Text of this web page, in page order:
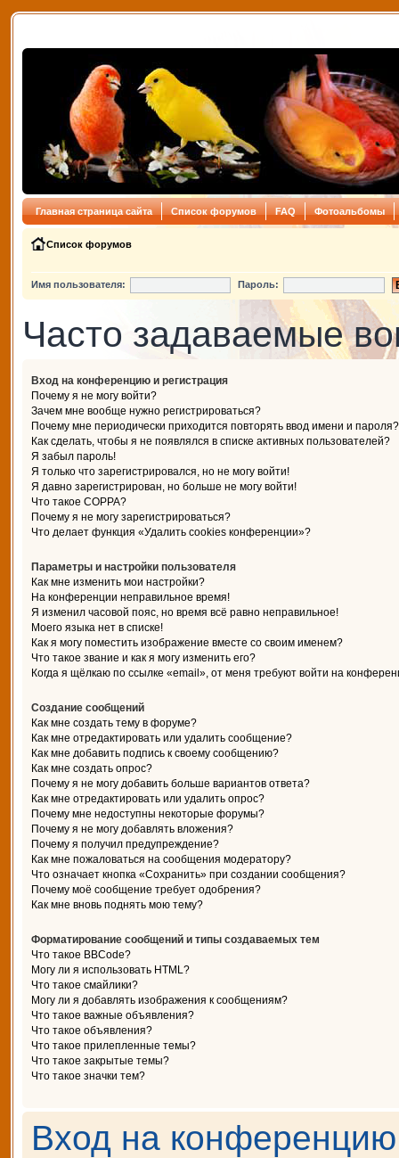
Главная страница сайта Список форумов FAQ Фотоальбомы
Список форумов
Имя пользователя: Пароль:
Часто задаваемые
Вход на конференцию и регистрация
Почему я не могу войти?
Зачем мне вообще нужно регистрироваться?
Почему мне периодически приходится повторять ввод имени и пароля?
Как сделать, чтобы я не появлялся в списке активных пользователей?
Я забыл пароль!
Я только что зарегистрировался, но не могу войти!
Я давно зарегистрирован, но больше не могу войти!
Что такое COPPA?
Почему я не могу зарегистрироваться?
Что делает функция «Удалить cookies конференции»?
Параметры и настройки пользователя
Как мне изменить мои настройки?
На конференции неправильное время!
Я изменил часовой пояс, но время всё равно неправильное!
Моего языка нет в списке!
Как я могу поместить изображение вместе со своим именем?
Что такое звание и как я могу изменить его?
Когда я щёлкаю по ссылке «email», от меня требуют войти на
Создание сообщений
Как мне создать тему в форуме?
Как мне отредактировать или удалить сообщение?
Как мне добавить подпись к своему сообщению?
Как мне создать опрос?
Почему я не могу добавить больше вариантов ответа?
Как мне отредактировать или удалить опрос?
Почему мне недоступны некоторые форумы?
Почему я не могу добавлять вложения?
Почему я получил предупреждение?
Как мне пожаловаться на сообщения модератору?
Что означает кнопка «Сохранить» при создании сообщения?
Почему моё сообщение требует одобрения?
Как мне вновь поднять мою тему?
Форматирование сообщений и типы создаваемых тем
Что такое BBCode?
Могу ли я использовать HTML?
Что такое смайлики?
Могу ли я добавлять изображения к сообщениям?
Что такое важные объявления?
Что такое объявления?
Что такое прилепленные темы?
Что такое закрытые темы?
Что такое значки тем?
Вход на конференцию